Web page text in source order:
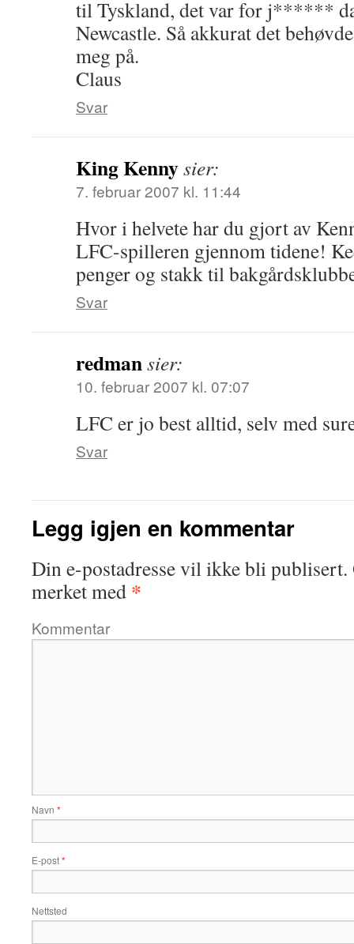
til Tyskland, det var for j******
Newcastle. Så akkurat det
meg på.
Claus
Svar
King Kennysier:
7. februar 2007 kl. 11:44
Hvor i helvete har du gjort av
LFC-spilleren gjennom tidene!
penger og stakk til
Svar
redmansier:
10. februar 2007 kl. 07:07
LFC er jo best alltid, selv med
Svar
Legg igjen en kommentar
Din e-postadresse vil ikke bli publisert.
merket med *
Kommentar
Navn *
E-post*
Nettsted